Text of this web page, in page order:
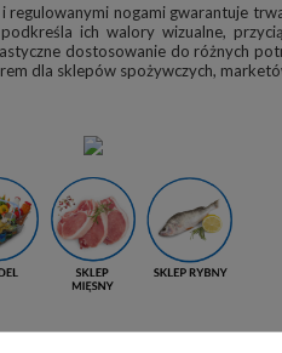
nogami gwarantuje
ich walory wizualne,
dostosowanie do różnych
dla sklepów spożywczych,